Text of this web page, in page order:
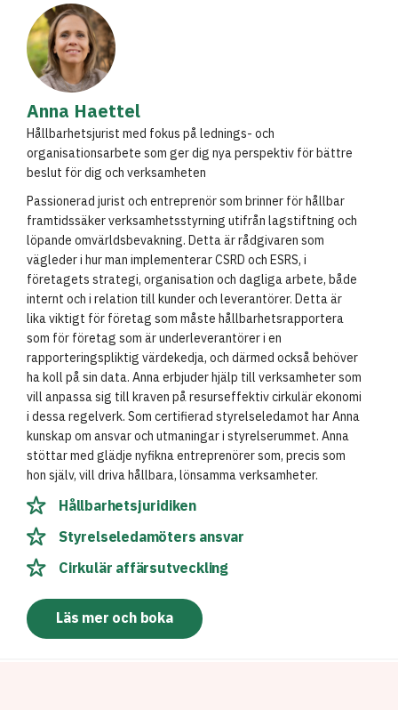
Anna Haettel
Hållbarhetsjurist med fokus på lednings- och
organisationsarbete som ger dig nya perspektiv för bättre
beslut för dig och verksamheten
Passionerad jurist och entreprenör som brinner för hållbar
framtidssäker verksamhetsstyrning utifrån lagstiftning och
löpande omvärldsbevakning. Detta är rådgivaren som
vägleder i hur man implementerar CSRD och ESRS, i
företagets strategi, organisation och dagliga arbete, både
internt och i relation till kunder och leverantörer. Detta är
lika viktigt för företag som måste hållbarhetsrapportera
som för företag som är underleverantörer i en
rapporteringspliktig värdekedja, och därmed också behöver
ha koll på sin data. Anna erbjuder hjälp till verksamheter som
vill anpassa sig till kraven på resurseffektiv cirkulär ekonomi
i dessa regelverk. Som certifierad styrelseledamot har Anna
kunskap om ansvar och utmaningar i styrelserummet. Anna
stöttar med glädje nyfikna entreprenörer som, precis som
hon själv, vill driva hållbara, lönsamma verksamheter.
Hållbarhetsjuridiken
Styrelseledamöters ansvar
Cirkulär affärsutveckling
Läs mer och boka